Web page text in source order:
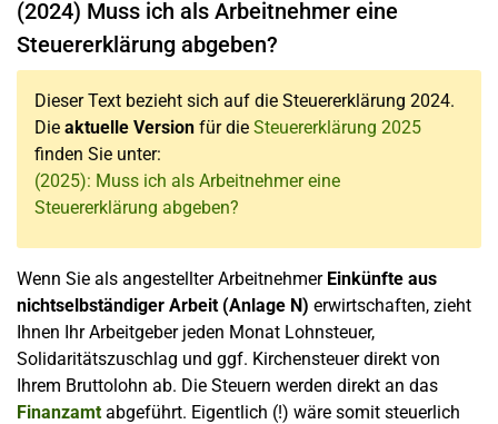
(2024) Muss ich als Arbeitnehmer eine
Steuererklärung abgeben?
Dieser Text bezieht sich auf die Steuererklärung 2024.
Die aktuelle Version für die Steuererklärung 2025
finden Sie unter:
(2025): Muss ich als Arbeitnehmer eine
Steuererklärung abgeben?
Wenn Sie als angestellter Arbeitnehmer Einkünfte aus
nichtselbständiger Arbeit (Anlage N) erwirtschaften, zieht
Ihnen Ihr Arbeitgeber jeden Monat Lohnsteuer,
Solidaritätszuschlag und ggf. Kirchensteuer direkt von
Ihrem Bruttolohn ab. Die Steuern werden direkt an das
Finanzamtabgeführt. Eigentlich (!) wäre somit steuerlich